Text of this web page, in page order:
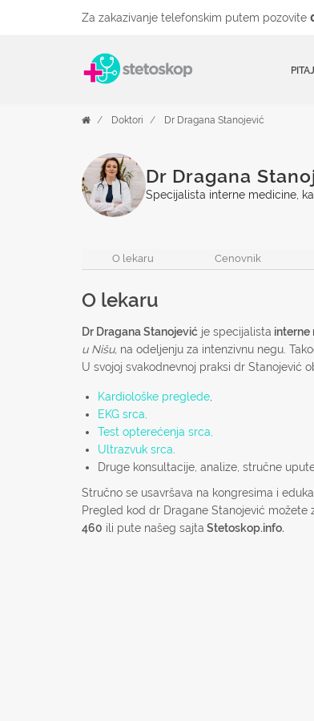
Za zakazivanje telefonskim putem pozovite
Doktori Dr Dragana Stanojević
Dr Dragana
Specijalista interne medicine,
O lekaru Cenovnik
O lekaru
Dr Dragana Stanojević je specijalista interne
u Nišu, na odeljenju za intenzivnu negu.
U svojoj svakodnevnoj praksi dr Stanojević
Kardiološke preglede
EKG srca,
Test opterećenja srca,
Ultrazvuk srca
Druge konsultacije, analize, stručne
Stručno se usavršava na kongresima i
Pregled kod dr Dragane Stanojević možete
460 ili pute našeg sajta Stetoskop.info.